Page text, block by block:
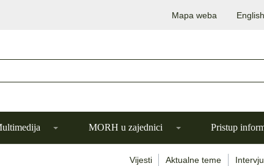
Mapa weba English
MORH u zajednici Pristup
Vijesti Aktualne teme